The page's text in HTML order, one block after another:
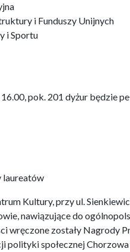
i Funduszy Unijnych
i Sportu
pok. 201 dyżur będzie
laureatów
Kultury, przy ul.
nawiązujące do
wręczone zostały Nagrody
polityki społecznej